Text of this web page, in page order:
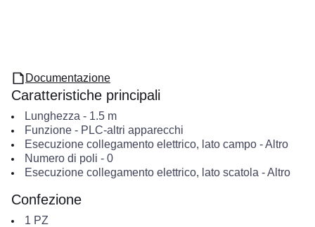
Documentazione
Caratteristiche principali
Lunghezza - 1.5 m
Funzione- PLC-altri apparecchi
Esecuzione collegamento elettrico, lato campo-Altro
Numero di poli - 0
Esecuzione collegamento elettrico, lato scatola -Altro
Confezione
1 PZ